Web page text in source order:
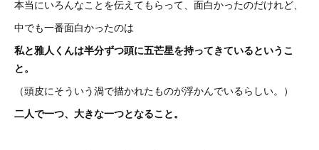
本当にいろんなことを伝えてもらって、面白かったのだけれど、
中でも一番面白かったのは
私と雅人くんは半分ずつ頭に五芒星を持ってきているというこ
と。
（頭皮にそういう渦で描かれたものが浮かんでいるらしい。）
二人で一つ、大きな一つとなること。